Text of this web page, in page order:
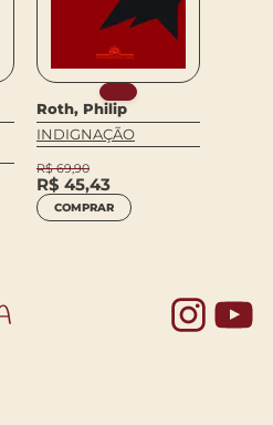
Roth, Philip
INDIGNAÇÃO
R$69,90
R$ 45,43
COMPRAR